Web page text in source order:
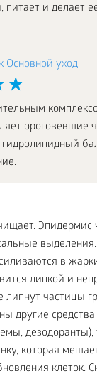
и делает
Основной уход
ороговевшие
Эпидермис
в
липкой и
липнут частицы
другие
дезодоранты),
которая
клеток.